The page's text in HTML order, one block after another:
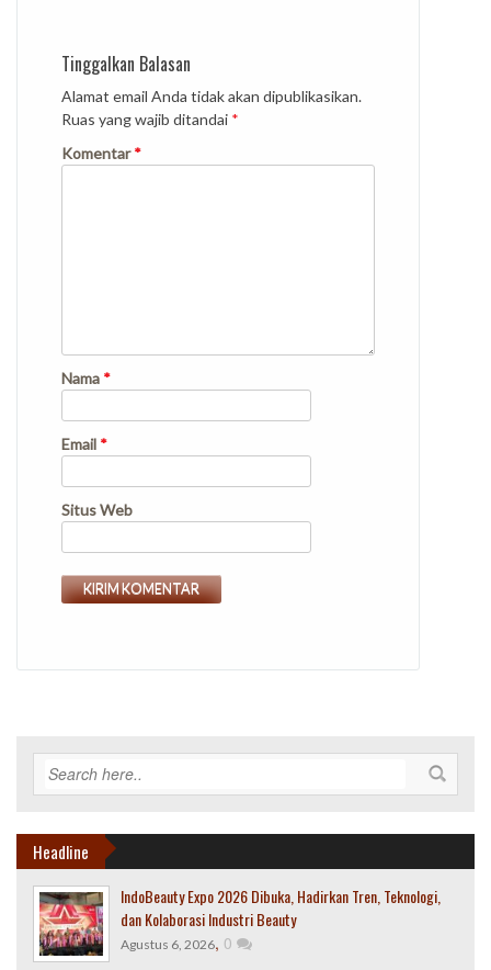
Tinggalkan Balasan
Alamat email Anda tidak akan dipublikasikan.
Ruas yang wajib ditandai *
Komentar*
Nama *
Email *
Situs Web
Headline
IndoBeauty Expo 2026 Dibuka, Hadirkan Tren, Teknologi,
dan Kolaborasi Industri Beauty
Agustus 6, 2026, 0